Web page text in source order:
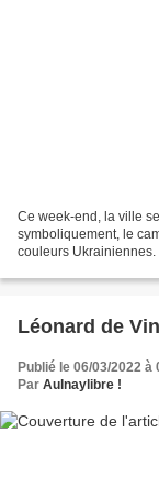
Ce week-end, la ville
symboliquement, le
couleurs
Léonard de
Publié le 06/03/2022 à
Par Aulnaylibre !